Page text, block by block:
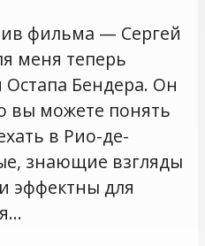
фильма — Сергей
меня теперь
Остапа Бендера. Он
вы можете понять
в Рио-де-
знающие взгляды
эффектны для